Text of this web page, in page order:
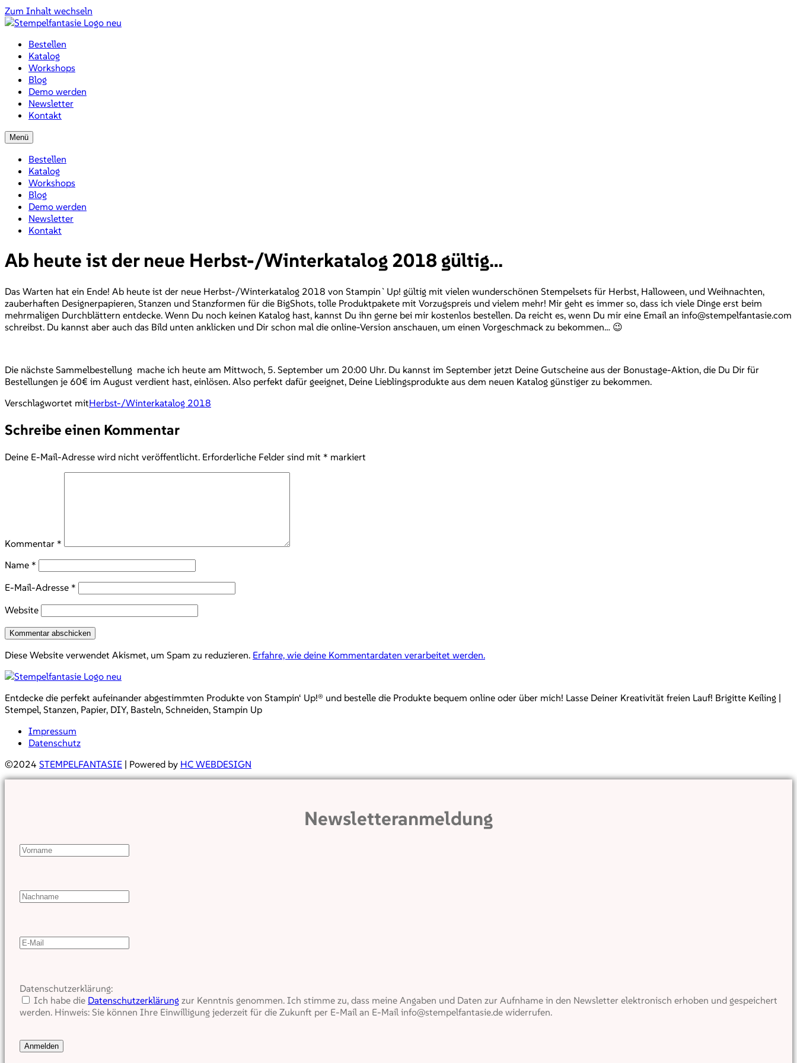
Zum Inhalt wechseln
Bestellen
Katalog
Workshops
Blog
Demo werden
Newsletter
Kontakt
Menü
Bestellen
Katalog
Workshops
Blog
Demo werden
Newsletter
Kontakt
Ab heute ist der neue Herbst-/Winterkatalog 2018 gültig…
Das Warten hat ein Ende! Ab heute ist der neue Herbst-/Winterkatalog 2018 von Stampin`Up! gültig mit vielen wunderschönen Stempelsets für Herbst, Halloween, und Weihnachten,
zauberhaften Designerpapieren, Stanzen und Stanzformen für die BigShots, tolle Produktpakete mit Vorzugspreis und vielem mehr! Mir geht es immer so, dass ich viele Dinge erst beim
mehrmaligen Durchblättern entdecke. Wenn Du noch keinen Katalog hast, kannst Du ihn gerne bei mir kostenlos bestellen. Da reicht es, wenn Du mir eine Email an info@stempelfantasie.com
schreibst. Du kannst aber auch das Bild unten anklicken und Dir schon mal die online-Version anschauen, um einen Vorgeschmack zu bekommen… 😉
Die nächste Sammelbestellung mache ich heute am Mittwoch, 5. September um 20:00 Uhr. Du kannst im September jetzt Deine Gutscheine aus der Bonustage-Aktion, die Du Dir für
Bestellungen je 60€ im August verdient hast, einlösen. Also perfekt dafür geeignet, Deine Lieblingsprodukte aus dem neuen Katalog günstiger zu bekommen.
Verschlagwortet mitHerbst-/Winterkatalog 2018
Schreibe einen Kommentar
Deine E-Mail-Adresse wird nicht veröffentlicht. Erforderliche Felder sind mit * markiert
Kommentar *
Name *
E-Mail-Adresse *
Website
Diese Website verwendet Akismet, um Spam zu reduzieren. Erfahre, wie deine Kommentardaten verarbeitet werden.
Entdecke die perfekt aufeinander abgestimmten Produkte von Stampin‘ Up!® und bestelle die Produkte bequem online oder über mich! Lasse Deiner Kreativität freien Lauf! Brigitte Keiling |
Stempel, Stanzen, Papier, DIY, Basteln, Schneiden, Stampin Up
Impressum
Datenschutz
©2024 STEMPELFANTASIE | Powered by HC WEBDESIGN
Newsletteranmeldung
Datenschutzerklärung:
Ich habe die Datenschutzerklärung zur Kenntnis genommen. Ich stimme zu, dass meine Angaben und Daten zur Aufnhame in den Newsletter elektronisch erhoben und gespeichert
werden. Hinweis: Sie können Ihre Einwilligung jederzeit für die Zukunft per E-Mail an E-Mail info@stempelfantasie.de widerrufen.